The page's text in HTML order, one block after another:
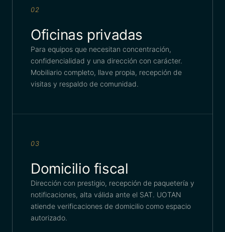
02
Oficinas privadas
Para equipos que necesitan concentración,
confidencialidad y una dirección con carácter.
Mobiliario completo, llave propia, recepción de
visitas y respaldo de comunidad.
03
Domicilio fiscal
Dirección con prestigio, recepción de paquetería y
notificaciones, alta válida ante el SAT. UOTAN
atiende verificaciones de domicilio como espacio
autorizado.